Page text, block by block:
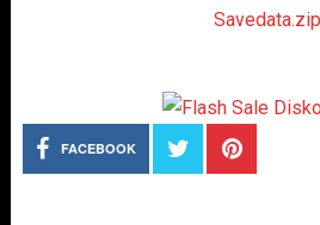
Savedata.zip
FACEBOOK